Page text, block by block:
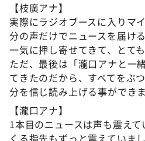
【枝廣アナ】
実際にラジオブースに入りマ
分の声だけでニュースを届け
一気に押し寄せてきて、とて
ただ、最後は「瀧口アナと一
てきたのだから、すべてをぶ
分を信じ読み上げる事ができま
【瀧口アナ】
1本目のニュースは声も震え
くる指先もずっと震えていま